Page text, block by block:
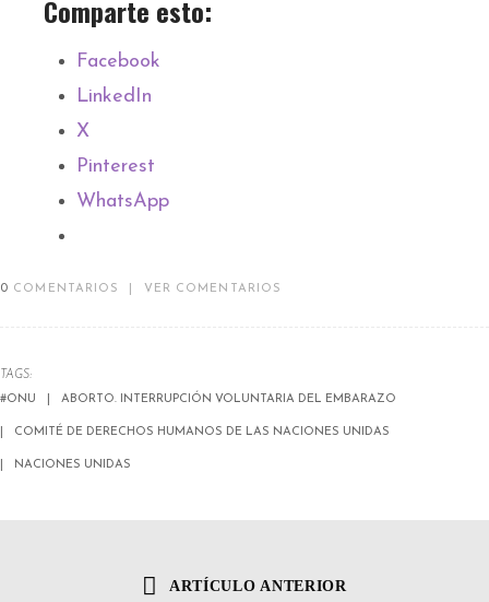
Comparte esto:
Facebook
LinkedIn
X
Pinterest
WhatsApp
0 COMENTARIOS VER COMENTARIOS
TAGS:
#ONU
ABORTO. INTERRUPCIÓN VOLUNTARIA DEL EMBARAZO
COMITÉ DE DERECHOS HUMANOS DE LAS NACIONES UNIDAS
NACIONES UNIDAS
ARTÍCULO ANTERIOR